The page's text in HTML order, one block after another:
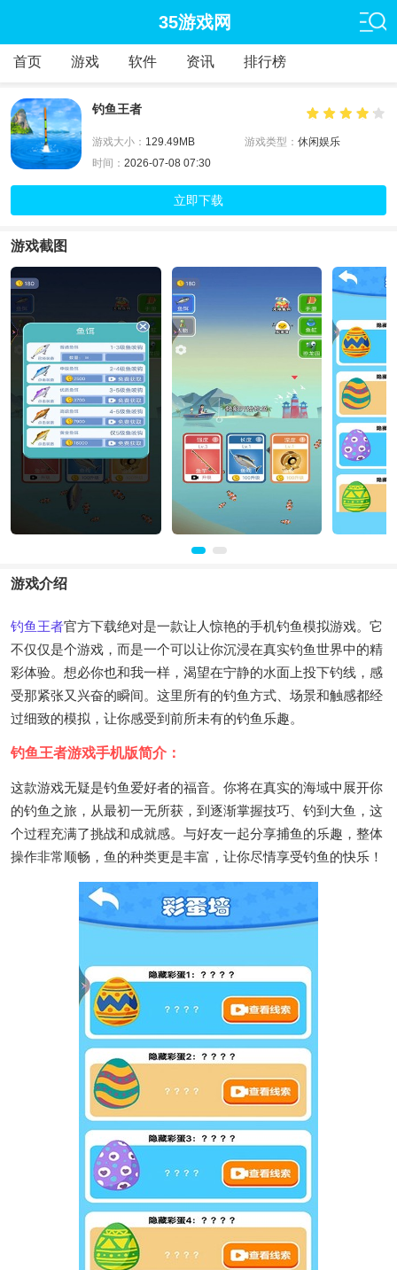
35游戏网
首页 游戏 软件 资讯 排行榜
钓鱼王者
游戏大小： 129.49MB 游戏类型： 休闲娱乐
时间： 2026-07-08 07:30
立即下载
游戏截图
游戏介绍
钓鱼王者官方下载绝对是一款让人惊艳的手机钓鱼模拟游戏。它
不仅仅是个游戏，而是一个可以让你沉浸在真实钓鱼世界中的精
彩体验。想必你也和我一样，渴望在宁静的水面上投下钓线，感
受那紧张又兴奋的瞬间。这里所有的钓鱼方式、场景和触感都经
过细致的模拟，让你感受到前所未有的钓鱼乐趣。
钓鱼王者游戏手机版简介：
这款游戏无疑是钓鱼爱好者的福音。你将在真实的海域中展开你
的钓鱼之旅，从最初一无所获，到逐渐掌握技巧、钓到大鱼，这
个过程充满了挑战和成就感。与好友一起分享捕鱼的乐趣，整体
操作非常顺畅，鱼的种类更是丰富，让你尽情享受钓鱼的快乐！